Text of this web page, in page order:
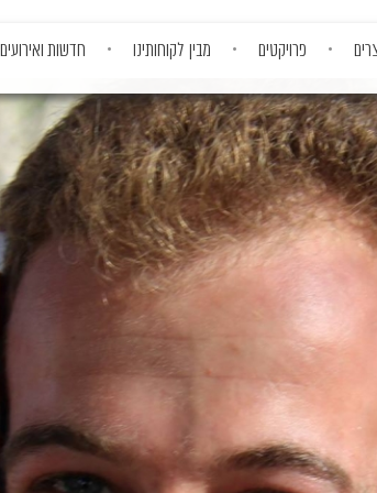
פרויקטים מבין לקוחותינו חדשות ואירועים